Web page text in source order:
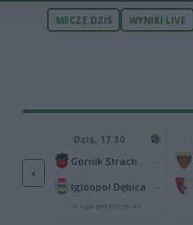
MECZE DZIŚ WYNIKI LIVE
‹
65
25
Dziś, 17:30
Igloopol Dębica
IV liga podkarpacka